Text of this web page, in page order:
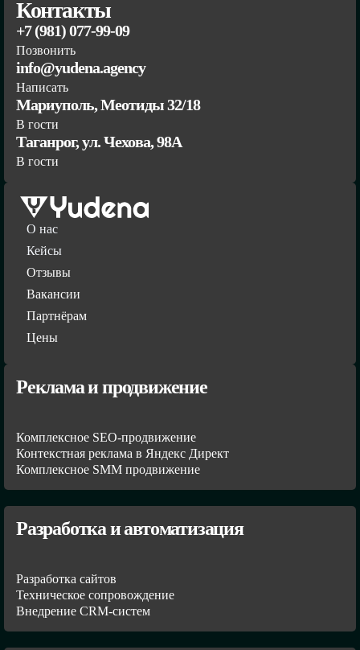
Контакты
+7 (981) 077-99-09
Позвонить
info@yudena.agency
Написать
Мариуполь, Меотиды 32/18
В гости
Таганрог, ул. Чехова, 98А
В гости
О нас
Кейсы
Отзывы
Вакансии
Партнёрам
Цены
Реклама и продвижение
Комплексное SEO-продвижение
Контекстная реклама в Яндекс Директ
Комплексное SMM продвижение
Разработка и автоматизация
Разработка сайтов
Техническое сопровождение
Внедрение CRM-систем